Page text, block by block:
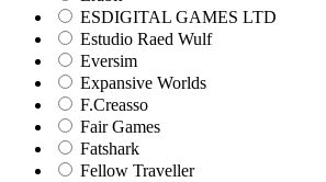
ESDIGITAL GAMES LTD
Estudio Raed Wulf
Eversim
Expansive Worlds
F.Creasso
Fair Games
Fatshark
Fellow Traveller